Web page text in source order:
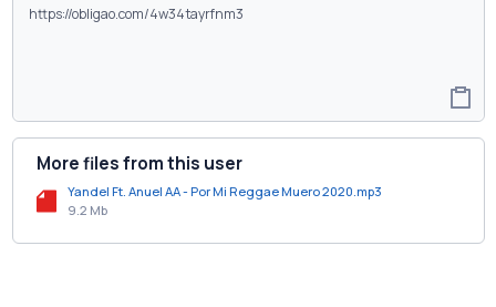
More files from this user
Yandel Ft. Anuel AA - Por Mi Reggae Muero 2020.mp3
9.2 Mb